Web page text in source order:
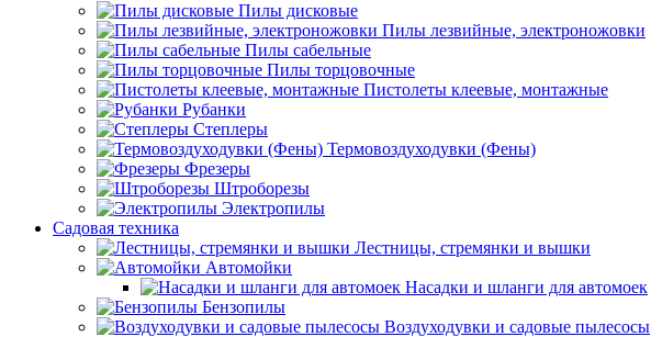
Пилы дисковые
Пилы лезвийные, электроножовки
Пилы сабельные
Пилы торцовочные
Пистолеты клеевые, монтажные
Рубанки
Степлеры
Термовоздуходувки (Фены)
Фрезеры
Штроборезы
Электропилы
Садовая техника
Лестницы, стремянки и вышки
Автомойки
Насадки и шланги для автомоек
Бензопилы
Воздуходувки и садовые пылесосы